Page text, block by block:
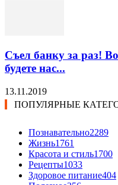
Съел банку за раз!
будете нас...
13.11.2019
ПОПУЛЯРНЫЕ
Познавательно2289
Жизнь1761
Красота и стиль1700
Рецепты1033
Здоровое питание404